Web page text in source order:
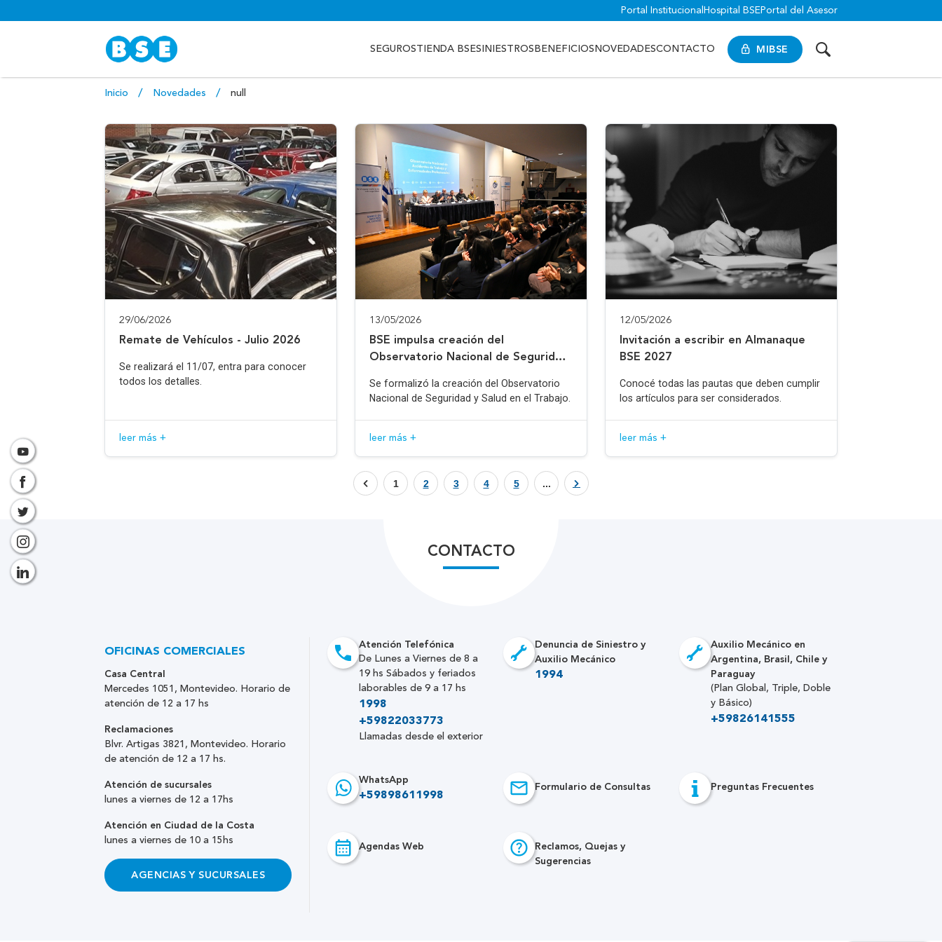
Portal Institucional Hospital BSE Portal del Asesor
MIBSE
SEGUROSTIENDA BSESINIESTROS BENEFICIOS NOVEDADESCONTACTO
Inicio Novedades null
29/06/2026
Remate de Vehículos - Julio 2026
Se realizará el 11/07, entra para conocer
todos los detalles.
leer más +
13/05/2026
BSE impulsa creación del
Observatorio Nacional de Seguridad
Se formalizó la creación del Observatorio
Nacional de Seguridad y Salud en el Trabajo.
leer más +
12/05/2026
Invitación a escribir en Almanaque
BSE 2027
Conocé todas las pautas que deben cumplir
los artículos para ser considerados.
leer más +
1 2 3 4 5 ...
CONTACTO
Atención Telefónica
De Lunes a Viernes de 8 a
19 hs Sábados y feriados
laborables de 9 a 17 hs
1998
+59822033773
Llamadas desde el exterior
Denuncia de Siniestro y
Auxilio Mecánico
1994
Auxilio Mecánico en
Argentina, Brasil, Chile y
Paraguay
(Plan Global, Triple, Doble
y Básico)
+59826141555
WhatsApp
+59898611998
Formulario de Consultas Preguntas Frecuentes
Agendas Web
Reclamos, Quejas y
Sugerencias
OFICINAS COMERCIALES
Casa Central
Mercedes 1051, Montevideo. Horario de
atención de 12 a 17 hs
Reclamaciones
Blvr. Artigas 3821, Montevideo. Horario
de atención de 12 a 17 hs.
Atención de sucursales
lunes a viernes de 12 a 17hs
Atención en Ciudad de la Costa
lunes a viernes de 10 a 15hs
AGENCIAS Y SUCURSALES